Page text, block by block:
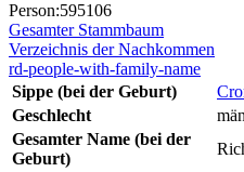
Person:595106
Gesamter Stammbaum
Verzeichnis der Nachkommen
rd-people-with-family-name
Sippe (bei der Geburt)
Geschlecht
Gesamter Name (bei der
Geburt)